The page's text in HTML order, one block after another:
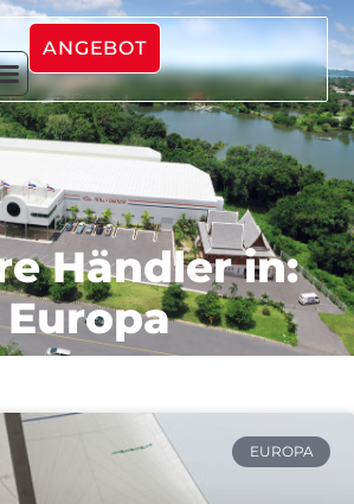
ANGEBOT
Händler in:
Europa
EUROPA